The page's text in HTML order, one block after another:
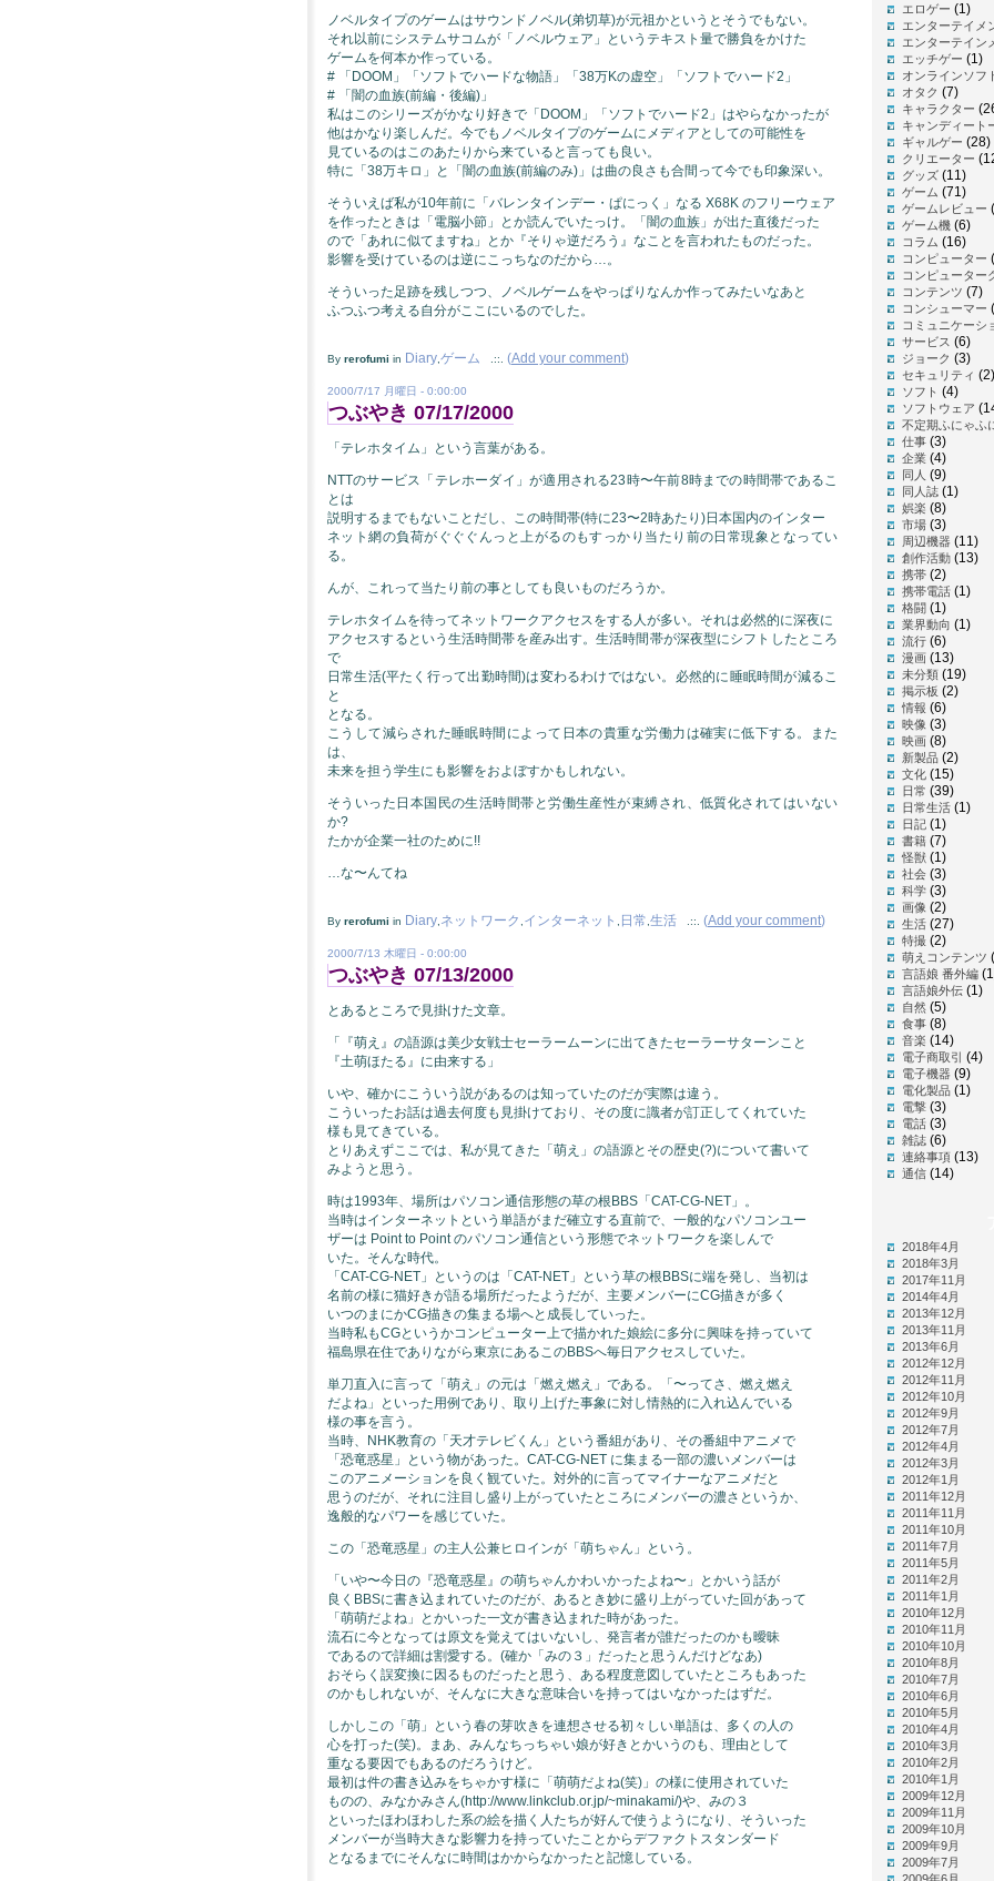
ノベルタイプのゲームはサウンドノベル(弟切草)が元祖かというとそうでもない。
それ以前にシステムサコムが「ノベルウェア」というテキスト量で勝負をかけた
ゲームを何本か作っている。
# 「DOOM」「ソフトでハードな物語」「38万Kの虚空」「ソフトでハード2」
# 「闇の血族(前編・後編)」
私はこのシリーズがかなり好きで「DOOM」「ソフトでハード2」はやらなかったが
他はかなり楽しんだ。今でもノベルタイプのゲームにメディアとしての可能性を
見ているのはこのあたりから来ていると言っても良い。
特に「38万キロ」と「闇の血族(前編のみ)」は曲の良さも合間って今でも印象深い。
そういえば私が10年前に「バレンタインデー・ぱにっく」なる X68K のフリーウェア
を作ったときは「電脳小節」とか読んでいたっけ。「闇の血族」が出た直後だった
ので「あれに似てますね」とか『そりゃ逆だろう』なことを言われたものだった。
影響を受けているのは逆にこっちなのだから…。
そういった足跡を残しつつ、ノベルゲームをやっぱりなんか作ってみたいなあと
ふつふつ考える自分がここにいるのでした。
By rerofumi in Diary ゲーム .::. (Add your comment)
2000/7/17 月曜日 - 0:00:00
つぶやき 07/17/2000
「テレホタイム」という言葉がある。
NTTのサービス「テレホーダイ」が適用される23時〜午前8時までの時間帯であるこ
とは
説明するまでもないことだし、この時間帯(特に23〜2時あたり)日本国内のインター
ネット網の負荷がぐぐぐんっと上がるのもすっかり当たり前の日常現象となってい
る。
んが、これって当たり前の事としても良いものだろうか。
テレホタイムを待ってネットワークアクセスをする人が多い。それは必然的に深夜に
アクセスするという生活時間帯を産み出す。生活時間帯が深夜型にシフトしたところ
で
日常生活(平たく行って出勤時間)は変わるわけではない。必然的に睡眠時間が減るこ
と
となる。
こうして減らされた睡眠時間によって日本の貴重な労働力は確実に低下する。また
は、
未来を担う学生にも影響をおよぼすかもしれない。
そういった日本国民の生活時間帯と労働生産性が束縛され、低質化されてはいない
か?
たかが企業一社のために!!
…な〜んてね
By rerofumi in Diary ネットワーク インターネット 日常 生活 .::. (Add your comment)
2000/7/13 木曜日 - 0:00:00
つぶやき 07/13/2000
とあるところで見掛けた文章。
「『萌え』の語源は美少女戦士セーラームーンに出てきたセーラーサターンこと
『土萌ほたる』に由来する」
いや、確かにこういう説があるのは知っていたのだが実際は違う。
こういったお話は過去何度も見掛けており、その度に識者が訂正してくれていた
様も見てきている。
とりあえずここでは、私が見てきた「萌え」の語源とその歴史(?)について書いて
みようと思う。
時は1993年、場所はパソコン通信形態の草の根BBS「CAT-CG-NET」。
当時はインターネットという単語がまだ確立する直前で、一般的なパソコンユー
ザーは Point to Point のパソコン通信という形態でネットワークを楽しんで
いた。そんな時代。
「CAT-CG-NET」というのは「CAT-NET」という草の根BBSに端を発し、当初は
名前の様に猫好きが語る場所だったようだが、主要メンバーにCG描きが多く
いつのまにかCG描きの集まる場へと成長していった。
当時私もCGというかコンピューター上で描かれた娘絵に多分に興味を持っていて
福島県在住でありながら東京にあるこのBBSへ毎日アクセスしていた。
単刀直入に言って「萌え」の元は「燃え燃え」である。「〜ってさ、燃え燃え
だよね」といった用例であり、取り上げた事象に対し情熱的に入れ込んでいる
様の事を言う。
当時、NHK教育の「天才テレビくん」という番組があり、その番組中アニメで
「恐竜惑星」という物があった。CAT-CG-NET に集まる一部の濃いメンバーは
このアニメーションを良く観ていた。対外的に言ってマイナーなアニメだと
思うのだが、それに注目し盛り上がっていたところにメンバーの濃さというか、
逸般的なパワーを感じていた。
この「恐竜惑星」の主人公兼ヒロインが「萌ちゃん」という。
「いや〜今日の『恐竜惑星』の萌ちゃんかわいかったよね〜」とかいう話が
良くBBSに書き込まれていたのだが、あるとき妙に盛り上がっていた回があって
「萌萌だよね」とかいった一文が書き込まれた時があった。
流石に今となっては原文を覚えてはいないし、発言者が誰だったのかも曖昧
であるので詳細は割愛する。(確か「みの３」だったと思うんだけどなあ)
おそらく誤変換に因るものだったと思う、ある程度意図していたところもあった
のかもしれないが、そんなに大きな意味合いを持ってはいなかったはずだ。
しかしこの「萌」という春の芽吹きを連想させる初々しい単語は、多くの人の
心を打った(笑)。まあ、みんなちっちゃい娘が好きとかいうのも、理由として
重なる要因でもあるのだろうけど。
最初は件の書き込みをちゃかす様に「萌萌だよね(笑)」の様に使用されていた
ものの、みなかみさん(http://www.linkclub.or.jp/~minakami/)や、みの３
といったほわほわした系の絵を描く人たちが好んで使うようになり、そういった
メンバーが当時大きな影響力を持っていたことからデファクトスタンダード
となるまでにそんなに時間はかからなかったと記憶している。
エロゲー (1)
エンターテイメ
エンターテイン
エッチゲー (1)
オンラインソフ
オタク (7)
キャラクター
キャンディート
ギャルゲー (28)
クリエーター
グッズ (11)
ゲーム (71)
ゲームレビュー
ゲーム機 (6)
コラム (16)
コンピューター
コンピューター
コンテンツ (7)
コンシューマー
コミュニケーシ
サービス (6)
ジョーク (3)
セキュリティ (2)
ソフト (4)
ソフトウェア
不定期ふにゃふ
仕事 (3)
企業 (4)
同人 (9)
同人誌 (1)
娯楽 (8)
市場 (3)
周辺機器 (11)
創作活動 (13)
携帯 (2)
携帯電話 (1)
格闘 (1)
業界動向 (1)
流行 (6)
漫画 (13)
未分類 (19)
掲示板 (2)
情報 (6)
映像 (3)
映画 (8)
新製品 (2)
文化 (15)
日常 (39)
日常生活 (1)
日記 (1)
書籍 (7)
怪獣 (1)
社会 (3)
科学 (3)
画像 (2)
生活 (27)
特撮 (2)
萌えコンテンツ
言語娘 番外編
言語娘外伝 (1)
自然 (5)
食事 (8)
音楽 (14)
電子商取引 (4)
電子機器 (9)
電化製品 (1)
電撃 (3)
電話 (3)
雑誌 (6)
連絡事項 (13)
通信 (14)
2018年4月
2018年3月
2017年11月
2014年4月
2013年12月
2013年11月
2013年6月
2012年12月
2012年11月
2012年10月
2012年9月
2012年7月
2012年4月
2012年3月
2012年1月
2011年12月
2011年11月
2011年10月
2011年7月
2011年5月
2011年2月
2011年1月
2010年12月
2010年11月
2010年10月
2010年8月
2010年7月
2010年6月
2010年5月
2010年4月
2010年3月
2010年2月
2010年1月
2009年12月
2009年11月
2009年10月
2009年9月
2009年7月